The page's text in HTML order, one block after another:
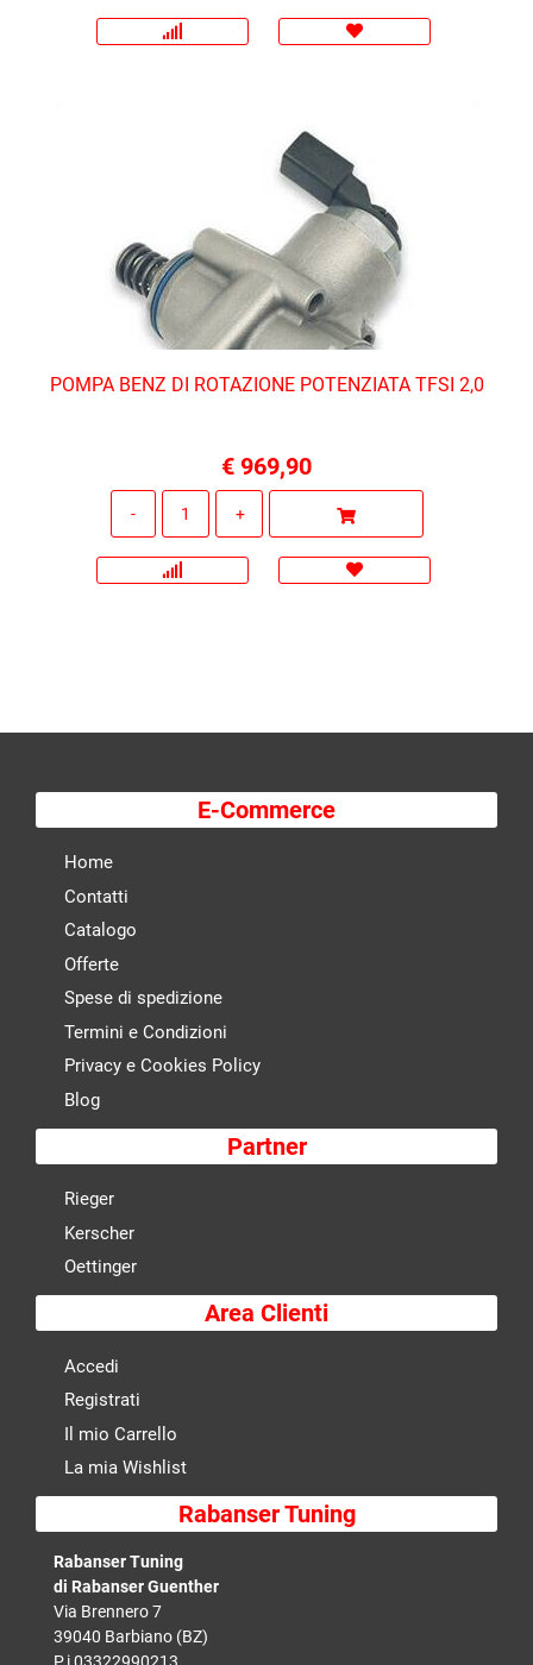
POMPA BENZ DI ROTAZIONE POTENZIATA TFSI 2,0
€ 969,90
E-Commerce
Home
Contatti
Catalogo
Offerte
Spese di spedizione
Termini e Condizioni
Privacy e Cookies Policy
Blog
Partner
Rieger
Kerscher
Oettinger
Area Clienti
Accedi
Registrati
Il mio Carrello
La mia Wishlist
Rabanser Tuning
Rabanser Tuning
di Rabanser Guenther
Via Brennero 7
39040 Barbiano (BZ)